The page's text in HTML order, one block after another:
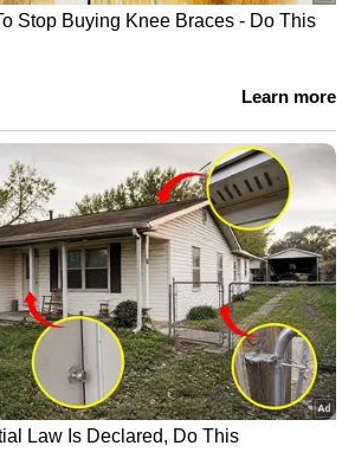
പാചക എണ്ണകള്‍, ഇന്‍സ്റ്റന്റ്
പാക്കറ്റ്
ഇത് ബാധിക്കും.
കൂടുന്നതിനൊപ്പം,
നിന്ന് വേര്‍തിരിച്ചെടുക്കുന്ന
വില വര്‍ധിക്കുന്നതും